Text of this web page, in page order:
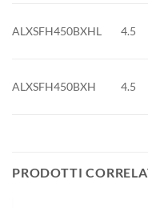
ALXSFH450BXHL 4.5
ALXSFH450BXH 4.5
PRODOTTI